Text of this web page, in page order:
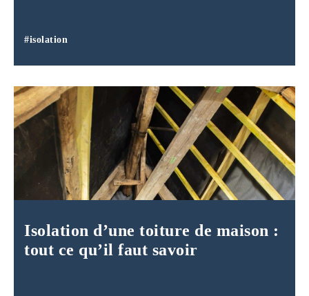
#isolation
Isolation d’une toiture de maison :
tout ce qu’il faut savoir